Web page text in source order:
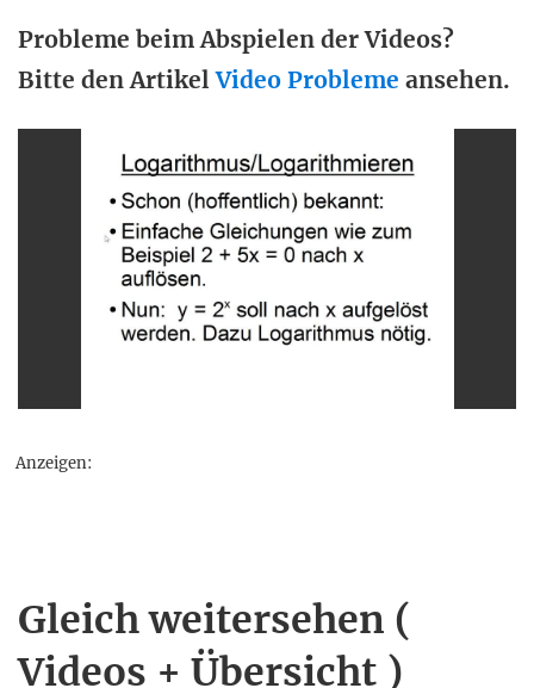
Probleme beim Abspielen der Videos?
Bitte den ArtikelVideo Probleme ansehen.
Anzeigen:
Gleich weitersehen (
Videos + Übersicht )